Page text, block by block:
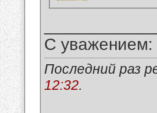
С уважением:
Последний раз
12:32.